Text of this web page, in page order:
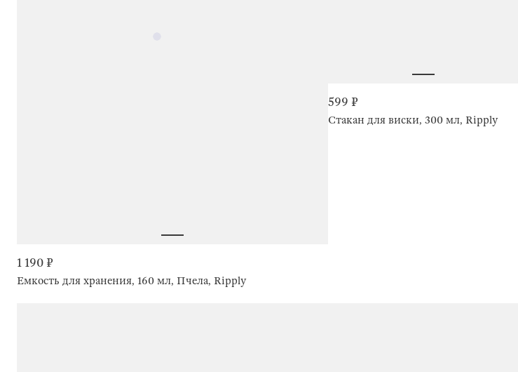
1 190 ₽
Емкость для хранения, 160 мл, Пчела, Ripply
599 ₽
Стакан для виски, 300 мл, Ripply